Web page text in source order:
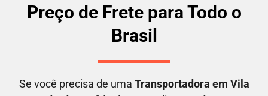
Preço de Frete para Todo o
Brasil
Se você precisa de uma Transportadora em Vila